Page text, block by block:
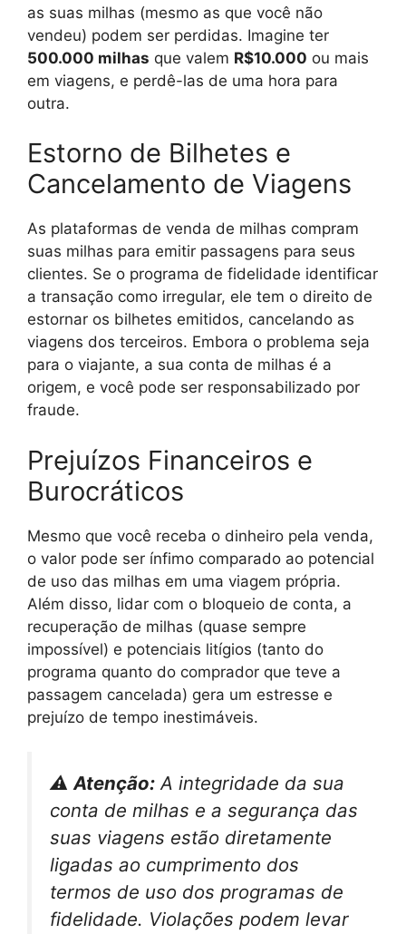
as suas milhas (mesmo as que você não
vendeu) podem ser perdidas. Imagine ter
500.000 milhas que valem R$10.000 ou mais
em viagens, e perdê-las de uma hora para
outra.
Estorno de Bilhetes e
Cancelamento de Viagens
As plataformas de venda de milhas compram
suas milhas para emitir passagens para seus
clientes. Se o programa de fidelidade identificar
a transação como irregular, ele tem o direito de
estornar os bilhetes emitidos, cancelando as
viagens dos terceiros. Embora o problema seja
para o viajante, a sua conta de milhas é a
origem, e você pode ser responsabilizado por
fraude.
Prejuízos Financeiros e
Burocráticos
Mesmo que você receba o dinheiro pela venda,
o valor pode ser ínfimo comparado ao potencial
de uso das milhas em uma viagem própria.
Além disso, lidar com o bloqueio de conta, a
recuperação de milhas (quase sempre
impossível) e potenciais litígios (tanto do
programa quanto do comprador que teve a
passagem cancelada) gera um estresse e
prejuízo de tempo inestimáveis.
⚠️ Atenção: A integridade da sua
conta de milhas e a segurança das
suas viagens estão diretamente
ligadas ao cumprimento dos
termos de uso dos programas de
fidelidade. Violações podem levar